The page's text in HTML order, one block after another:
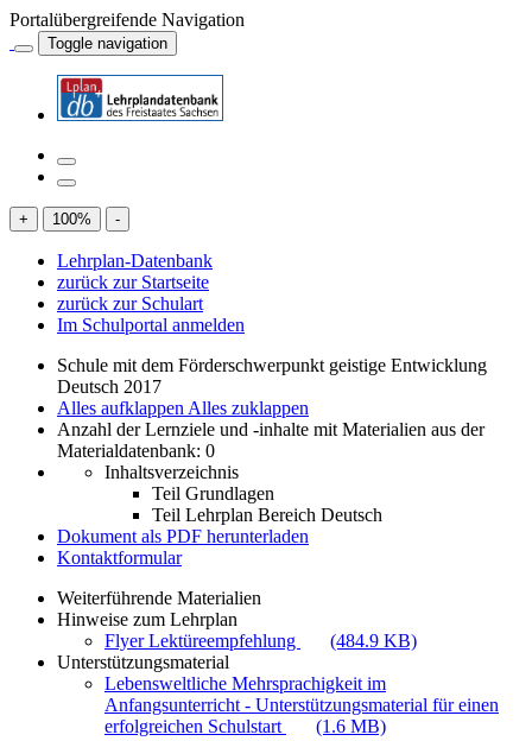
Portalübergreifende Navigation
Toggle navigation
+ 100% -
Lehrplan-Datenbank
zurück zur Startseite
zurück zur Schulart
Im Schulportal anmelden
Schule mit dem Förderschwerpunkt geistige Entwicklung
Deutsch 2017
Alles aufklappen Alles zuklappen
Anzahl der Lernziele und -inhalte mit Materialien aus der
Materialdatenbank: 0
Inhaltsverzeichnis
Teil Grundlagen
Teil Lehrplan Bereich Deutsch
Dokument als PDF herunterladen
Kontaktformular
Weiterführende Materialien
Hinweise zum Lehrplan
Flyer Lektüreempfehlung
(484.9 KB)
Unterstützungsmaterial
Lebensweltliche Mehrsprachigkeit im
Anfangsunterricht - Unterstützungsmaterial für einen
erfolgreichen Schulstart
(1.6 MB)